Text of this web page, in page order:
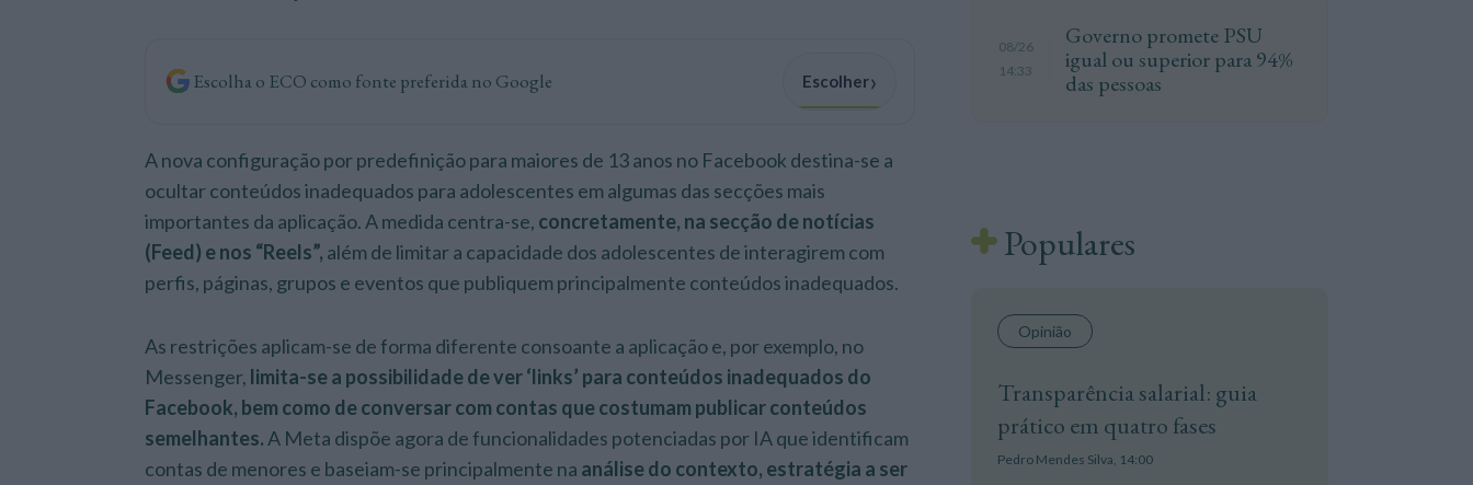
Escolha o ECO como fonte preferida no Google Escolher›
A nova configuração por predefinição para maiores de 13 anos no Facebook destina-se a
ocultar conteúdos inadequados para adolescentes em algumas das secções mais
importantes da aplicação. A medida centra-se, concretamente, na secção de notícias
(Feed) e nos “Reels”, além de limitar a capacidade dos adolescentes de interagirem com
perfis, páginas, grupos e eventos que publiquem principalmente conteúdos inadequados.
As restrições aplicam-se de forma diferente consoante a aplicação e, por exemplo, no
Messenger, limita-se a possibilidade de ver ‘links’ para conteúdos inadequados do
Facebook, bem como de conversar com contas que costumam publicar conteúdos
semelhantes. A Meta dispõe agora de funcionalidades potenciadas por IA que identificam
contas de menores e baseiam-se principalmente na análise do contexto, estratégia a ser
08/26
14:33
Governo promete PSU
igual ou superior para 94%
das pessoas
Populares
Opinião
Transparência salarial: guia
prático em quatro fases
Pedro Mendes Silva, 14:00